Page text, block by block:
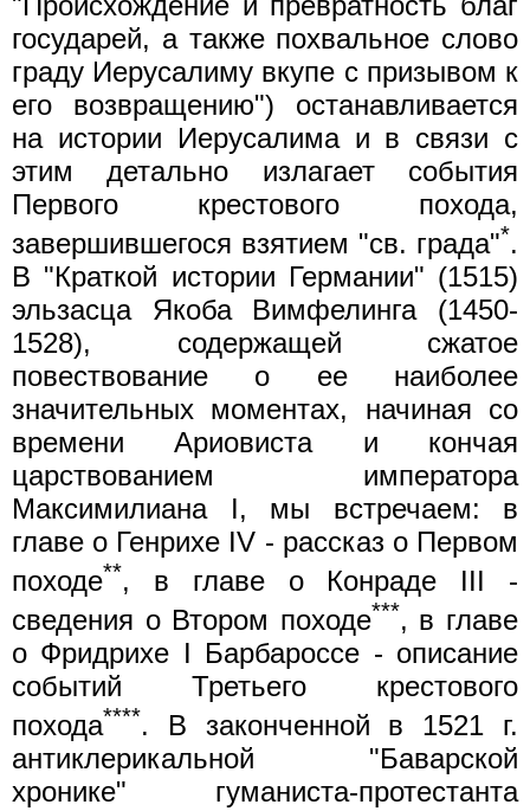
государей, а также похвальное слово
граду Иерусалиму вкупе с призывом к
его возвращению") останавливается
на истории Иерусалима и в связи с
этим детально излагает события
Первого крестового похода,
завершившегося взятием "св. града"*.
В "Краткой истории Германии" (1515)
эльзасца Якоба Вимфелинга (1450-
1528), содержащей сжатое
повествование о ее наиболее
значительных моментах, начиная со
времени Ариовиста и кончая
царствованием императора
Максимилиана I, мы встречаем: в
главе о Генрихе IV - рассказ о Первом
походе**, в главе о Конраде III -
сведения о Втором походе***, в главе
о Фридрихе I Барбароссе - описание
событий Третьего крестового
похода****. В законченной в 1521 г.
антиклерикальной "Баварской
хронике" гуманиста-протестанта